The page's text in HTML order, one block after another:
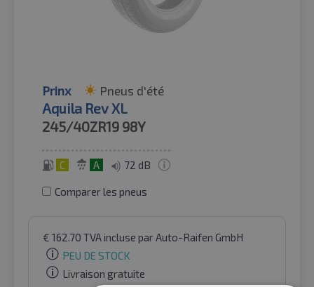
Prinx Pneus d'été
Aquila Rev XL
245/40ZR19 98Y
C A 72 dB
Comparer les pneus
€ 162.70 TVA incluse par Auto-Raifen GmbH
PEU DE STOCK
Livraison gratuite